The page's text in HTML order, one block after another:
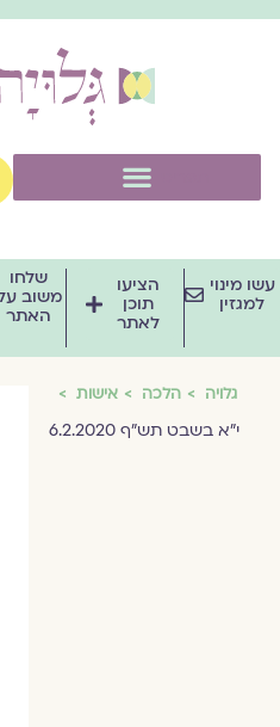
מינוי
למגזין
הציעו
תוכן
לאתר
שלחו
משוב על
האתר
גלויה הלכה אישות
י"א בשבט תש"ף 6.2.2020